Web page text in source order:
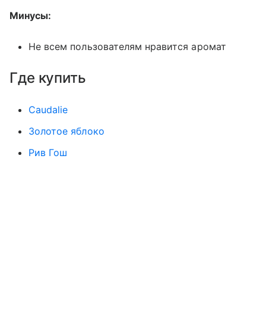
Минусы:
Не всем пользователям нравится аромат
Где купить
Caudalie
Золотое яблоко
Рив Гош